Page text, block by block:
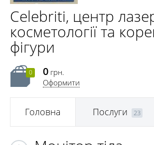
Celebriti, центр
косметології та
фігури
0 0 грн.
Оформити
Головна Послуги 23